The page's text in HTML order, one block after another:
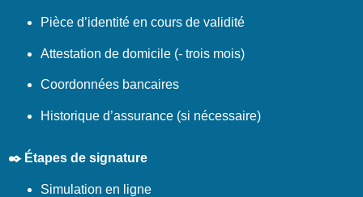
Pièce d’identité en cours de validité
Attestation de domicile (- trois mois)
Coordonnées bancaires
Historique d’assurance (si nécessaire)
✒️ Étapes de signature
Simulation en ligne